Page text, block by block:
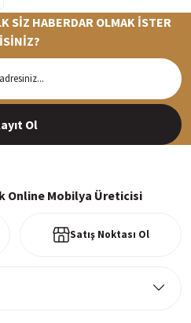
kargoya verilir
SİZ HABERDAR OLMAK İSTER
Ol
Online Mobilya Üreticisi
Satış Noktası Ol